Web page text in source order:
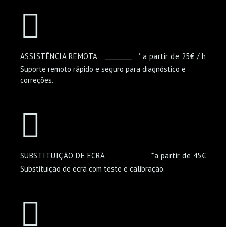
ASSISTÊNCIA REMOTA
* a partir de 25€ / h
Suporte remoto rápido e seguro para diagnóstico e
correções.
SUBSTITUIÇÃO DE ECRÃ
*a partir de 45€
Substituição de ecrã com teste e calibração.